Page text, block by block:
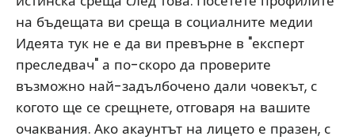
на бъдещата ви среща в социалните медии
Идеята тук не е да ви превърне в "експерт
преследвач" а по-скоро да проверите
възможно най-задълбочено дали човекът, с
когото ще се срещнете, отговаря на вашите
очаквания. Ако акаунтът на лицето е празен, с